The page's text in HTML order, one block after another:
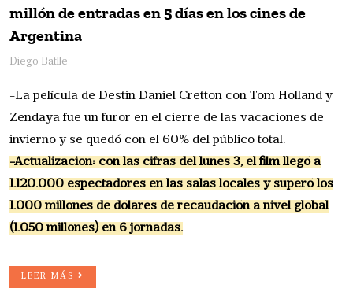
millón de entradas en 5 días en los cines de
Argentina
Diego Batlle
-La película de Destin Daniel Cretton con Tom Holland y
Zendaya fue un furor en el cierre de las vacaciones de
invierno y se quedó con el 60% del público total.
-Actualización: con las cifras del lunes 3, el film llegó a
1.120.000 espectadores en las salas locales y superó los
1.000 millones de dólares de recaudación a nivel global
(1.050 millones) en 6 jornadas.
LEER MÁS